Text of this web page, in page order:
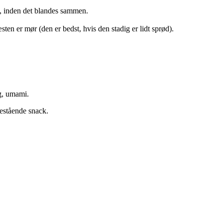
det blandes sammen.
er mør (den er bedst, hvis den stadig er lidt sprød).
umami.
snack.